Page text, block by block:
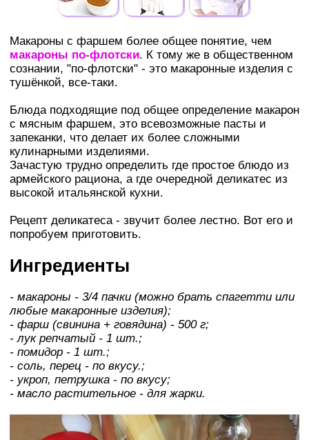
Макароны с фаршем более общее понятие, чем
макароны по-флотски. К тому же в общественном
сознании, "по-флотски" - это макаронные изделия с
тушёнкой, все-таки.
Блюда подходящие под общее определение макарон
с мясным фаршем, это всевозможные пасты и
запеканки, что делает их более сложными
кулинарными изделиями.
Зачастую трудно определить где простое блюдо из
армейского рациона, а где очередной деликатес из
высокой итальянской кухни.
Рецепт деликатеса - звучит более лестно. Вот его и
попробуем приготовить.
Ингредиенты
- макароны - 3/4 пачки (можно брать спагетти или
любые макаронные изделия);
- фарш (свинина + говядина) - 500 г;
- лук репчатый - 1 шт.;
- помидор - 1 шт.;
- соль, перец - по вкусу.;
- укроп, петрушка - по вкусу;
- масло растительное - для жарки.